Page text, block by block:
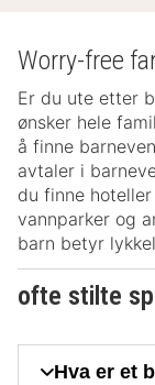
Worry-free
Er du ute etter
ønsker hele
å finne
avtaler i
du finne
vannparker og
barn betyr
ofte stilte
Hva er et